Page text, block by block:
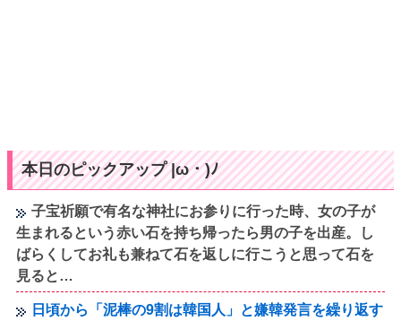
本日のピックアップ |ω・)ﾉ
子宝祈願で有名な神社にお参りに行った時、女の子が
生まれるという赤い石を持ち帰ったら男の子を出産。し
ばらくしてお礼も兼ねて石を返しに行こうと思って石を
見ると…
日頃から「泥棒の9割は韓国人」と嫌韓発言を繰り返す